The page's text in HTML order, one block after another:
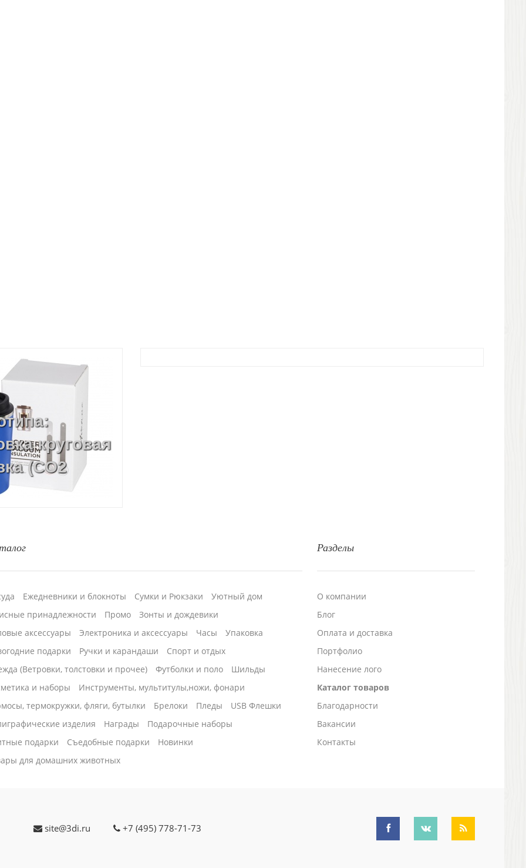
круговая
(CO2
Разделы
О компании
Блог
Оплата и доставка
Портфолио
Нанесение лого
Каталог товаров
Благодарности
Вакансии
Контакты
Ежедневники и блокноты Сумки и Рюкзаки
Уютный дом
принадлежности
Промо
Зонты и дождевики
аксессуары
Электроника и аксессуары Часы
Упаковка
подарки
Ручки и карандаши
Спорт и отдых
(Ветровки, толстовки и прочее)
Футболки и поло
Шильды
и наборы
Инструменты, мультитулы,ножи, фонари
термокружки, фляги, бутылки
Брелоки Пледы
USB Флешки
изделия
Награды
Подарочные наборы
подарки
Cъедобные подарки
Новинки
для домашних животных
site@3di.ru +7 (495) 778-71-73